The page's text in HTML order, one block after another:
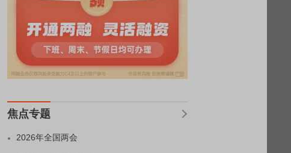
焦点专题
2026年全国两会